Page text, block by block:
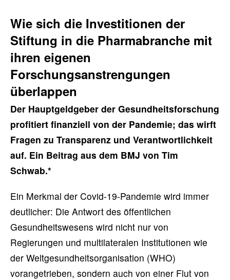
Wie sich die Investitionen der
Stiftung in die Pharmabranche mit
ihren eigenen
Forschungsanstrengungen
überlappen
Der Hauptgeldgeber der Gesundheitsforschung
profitiert finanziell von der Pandemie; das wirft
Fragen zu Transparenz und Verantwortlichkeit
auf. Ein Beitrag aus dem BMJ von Tim
Schwab.*
Ein Merkmal der Covid-19-Pandemie wird immer
deutlicher: Die Antwort des öffentlichen
Gesundheitswesens wird nicht nur von
Regierungen und multilateralen Institutionen wie
der Weltgesundheitsorganisation (WHO)
vorangetrieben, sondern auch von einer Flut von